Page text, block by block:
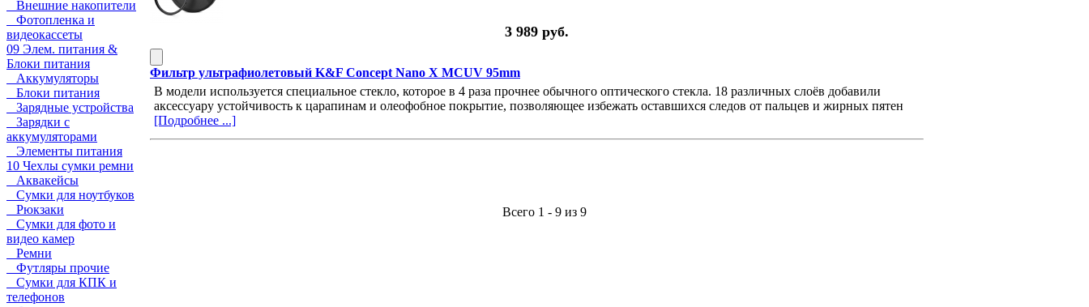
Внешние накопители
Фотопленка и
видеокассеты
09 Элем. питания &
Блоки питания
Аккумуляторы
Блоки питания
Зарядные устройства
Зарядки с
аккумуляторами
Элементы питания
10 Чехлы сумки ремни
Аквакейсы
Сумки для ноутбуков
Рюкзаки
Сумки для фото и
видео камер
Ремни
Футляры прочие
Сумки для КПК и
телефонов
3 989 руб.
Фильтр ультрафиолетовый K&F Concept Nano X MCUV 95mm
В модели используется специальное стекло, которое в 4 раза прочнее обычного оптического стекла. 18 различных слоёв добавили
аксессуару устойчивость к царапинам и олеофобное покрытие, позволяющее избежать оставшихся следов от пальцев и жирных пятен
[Подробнее ...]
Всего 1 - 9 из 9